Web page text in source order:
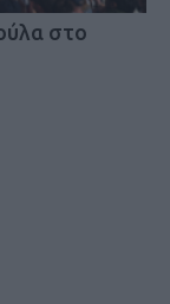
στο